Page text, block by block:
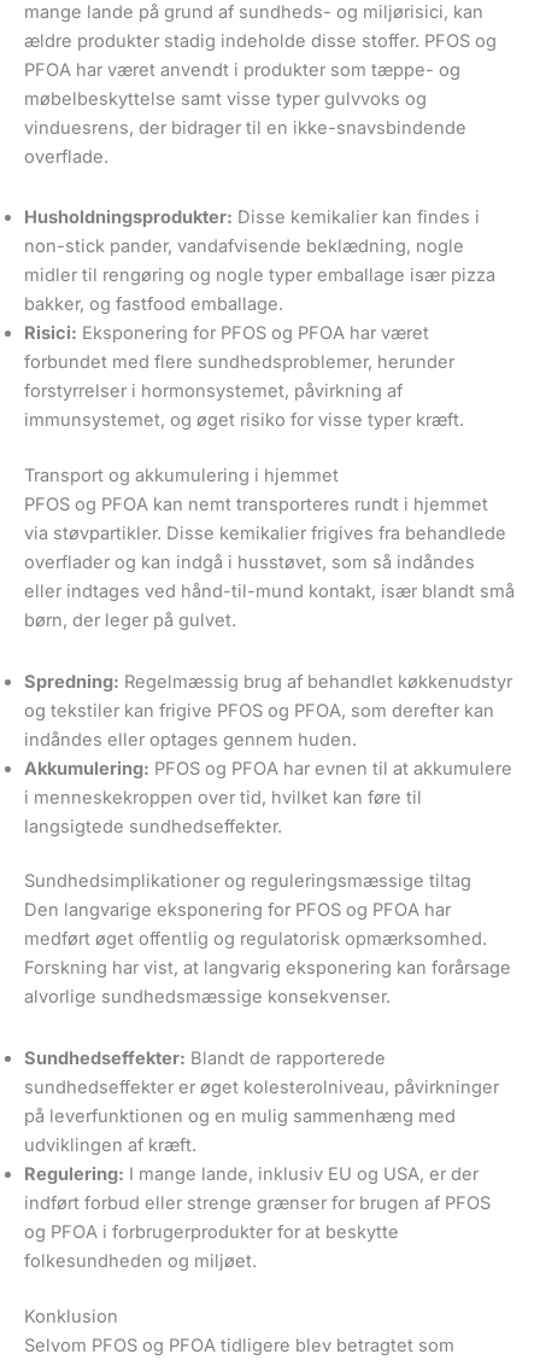
mange lande på grund af sundheds- og miljørisici, kan
ældre produkter stadig indeholde disse stoffer. PFOS og
PFOA har været anvendt i produkter som tæppe- og
møbelbeskyttelse samt visse typer gulvvoks og
vinduesrens, der bidrager til en ikke-snavsbindende
overflade.
Husholdningsprodukter: Disse kemikalier kan findes i
non-stick pander, vandafvisende beklædning, nogle
midler til rengøring og nogle typer emballage især pizza
bakker, og fastfood emballage.
Risici: Eksponering for PFOS og PFOA har været
forbundet med flere sundhedsproblemer, herunder
forstyrrelser i hormonsystemet, påvirkning af
immunsystemet, og øget risiko for visse typer kræft.
Transport og akkumulering i hjemmet
PFOS og PFOA kan nemt transporteres rundt i hjemmet
via støvpartikler. Disse kemikalier frigives fra behandlede
overflader og kan indgå i husstøvet, som så indåndes
eller indtages ved hånd-til-mund kontakt, især blandt små
børn, der leger på gulvet.
Spredning: Regelmæssig brug af behandlet køkkenudstyr
og tekstiler kan frigive PFOS og PFOA, som derefter kan
indåndes eller optages gennem huden.
Akkumulering: PFOS og PFOA har evnen til at akkumulere
i menneskekroppen over tid, hvilket kan føre til
langsigtede sundhedseffekter.
Sundhedsimplikationer og reguleringsmæssige tiltag
Den langvarige eksponering for PFOS og PFOA har
medført øget offentlig og regulatorisk opmærksomhed.
Forskning har vist, at langvarig eksponering kan forårsage
alvorlige sundhedsmæssige konsekvenser.
Sundhedseffekter: Blandt de rapporterede
sundhedseffekter er øget kolesterolniveau, påvirkninger
på leverfunktionen og en mulig sammenhæng med
udviklingen af kræft.
Regulering: I mange lande, inklusiv EU og USA, er der
indført forbud eller strenge grænser for brugen af PFOS
og PFOA i forbrugerprodukter for at beskytte
folkesundheden og miljøet.
Konklusion
Selvom PFOS og PFOA tidligere blev betragtet som